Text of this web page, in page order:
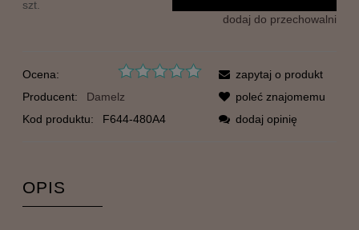
szt.
dodaj do przechowalni
Ocena:
Producent:
Damelz
Kod produktu:
F644-480A4
zapytaj o produkt
poleć znajomemu
dodaj opinię
OPIS